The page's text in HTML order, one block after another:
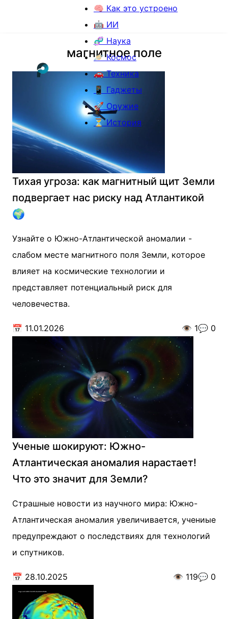
🧠 Как это устроено
🤖 ИИ
🧬 Наука
🪐 Космос
🚗 Техника
📱 Гаджеты
🚀 Оружие
⏳ История
магнитное поле
Тихая угроза: как магнитный щит Земли
подвергает нас риску над Атлантикой
🌍
Узнайте о Южно-Атлантической аномалии -
слабом месте магнитного поля Земли, которое
влияет на космические технологии и
представляет потенциальный риск для
человечества.
📅 11.01.2026 👁️ 1💬 0
Ученые шокируют: Южно-
Атлантическая аномалия нарастает!
Что это значит для Земли?
Страшные новости из научного мира: Южно-
Атлантическая аномалия увеличивается, учениые
предупреждают о последствиях для технологий
и спутников.
📅 28.10.2025 👁️ 119💬 0